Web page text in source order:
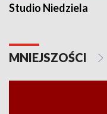
Studio Niedziela
MNIEJSZOŚCI